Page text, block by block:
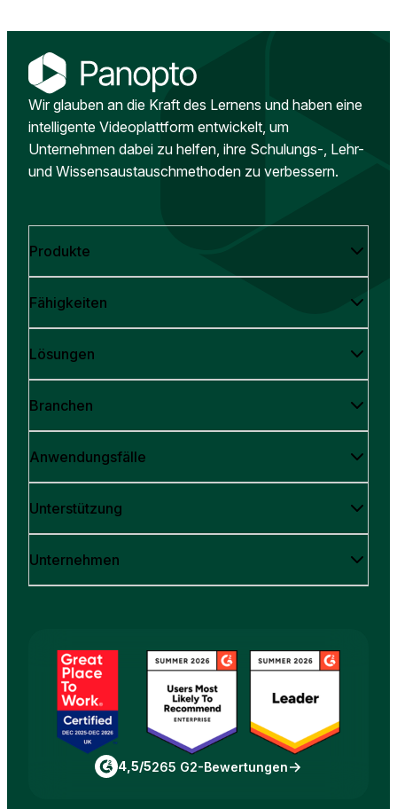
Wir glauben an die Kraft des Lernens und haben eine
intelligente Videoplattform entwickelt, um
Unternehmen dabei zu helfen, ihre Schulungs-, Lehr-
und Wissensaustauschmethoden zu verbessern.
Produkte
Fähigkeiten
Lösungen
Branchen
Anwendungsfälle
Unterstützung
Unternehmen
4,5/5265 G2-Bewertungen